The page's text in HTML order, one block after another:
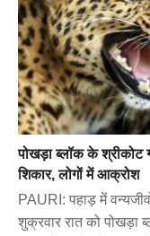
पोखड़ा ब्लॉक के श्रीकोट
शिकार, लोगों में आक्रोश
PAURI: पहाड़ में
शुक्रवार रात को पोखड़ा